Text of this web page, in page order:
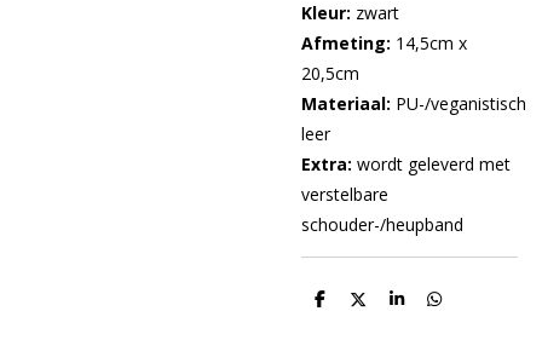
Kleur: zwart
Afmeting: 14,5cm x
20,5cm
Materiaal: PU-/veganistisch
leer
Extra: wordt geleverd met
verstelbare
schouder-/heupband
D
D
S
D